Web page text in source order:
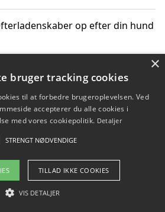
op efter din hund
op efter et stort event
2026 - Pilanto Aps
Blog Betingelser
×
bruger tracking cookies
til at forbedre brugeroplevelsen. Ved
accepterer du alle cookies i
med vores cookiepolitik. Detaljer
STRENGT NØDVENDIGE
TILLAD IKKE COOKIES
VIS DETALJER